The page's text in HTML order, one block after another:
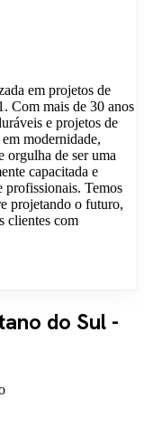
em projetos de
Com mais de 30 anos
e projetos de
modernidade,
orgulha de ser uma
capacitada e
profissionais. Temos
projetando o futuro,
clientes com
do Sul -